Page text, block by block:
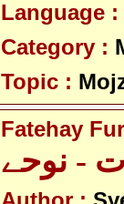
Language :
Category :
Topic :
Fatehay
- نوحے